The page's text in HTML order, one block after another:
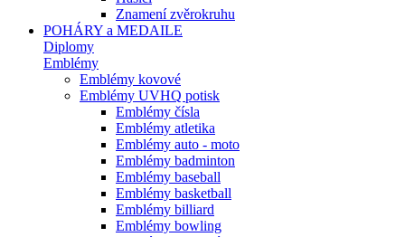
Znamení zvěrokruhu
POHÁRY a MEDAILE
Diplomy
Emblémy
Emblémy kovové
Emblémy UVHQ potisk
Emblémy čísla
Emblémy atletika
Emblémy auto - moto
Emblémy badminton
Emblémy baseball
Emblémy basketball
Emblémy billiard
Emblémy bowling